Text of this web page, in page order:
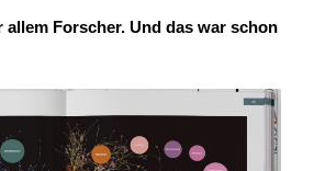
allem Forscher. Und das war schon